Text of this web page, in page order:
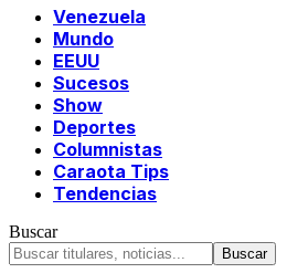
Venezuela
Mundo
EEUU
Sucesos
Show
Deportes
Columnistas
Caraota Tips
Tendencias
Buscar